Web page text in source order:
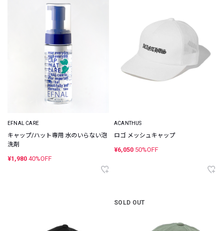
EFNAL CARE
キャップ/ハット専用 水のいらない泡
洗剤
¥1,980 40%OFF
ACANTHUS
ロゴ メッシュキャップ
¥6,050 50%OFF
SOLD OUT